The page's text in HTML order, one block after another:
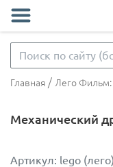
Главная / Лего Фильм:
Механический
Артикул: lego